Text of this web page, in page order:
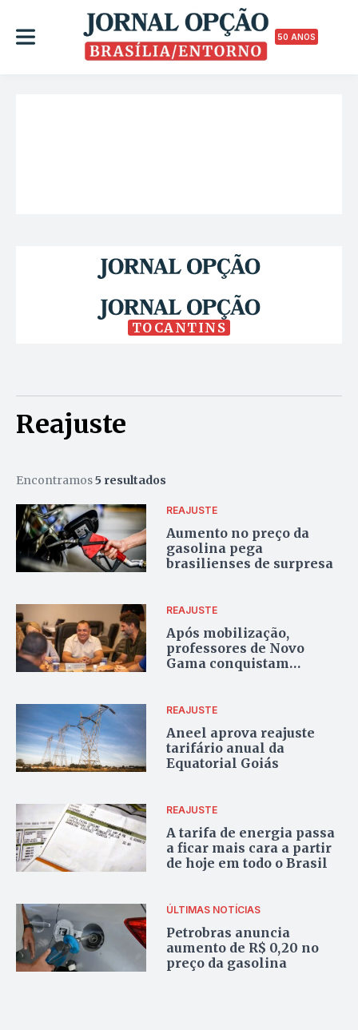
50 ANOS
TOCANTINS
Reajuste
Encontramos5 resultados
REAJUSTE
Aumento no preço da
gasolina pega
brasilienses de surpresa
REAJUSTE
Após mobilização,
professores de Novo
Gama conquistam
REAJUSTE
Aneel aprova reajuste
tarifário anual da
Equatorial Goiás
REAJUSTE
A tarifa de energia passa
a ficar mais cara a partir
de hoje em todo o Brasil
ÚLTIMAS NOTÍCIAS
Petrobras anuncia
aumento de R$ 0,20 no
preço da gasolina